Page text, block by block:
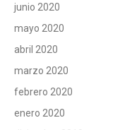
junio 2020
mayo 2020
abril 2020
marzo 2020
febrero 2020
enero 2020